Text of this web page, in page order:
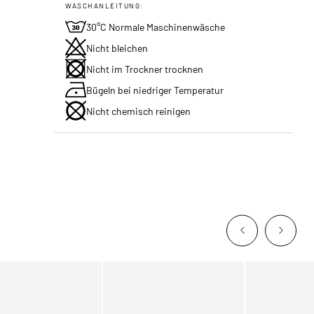
WASCHANLEITUNG:
30°C Normale Maschinenwäsche
Nicht bleichen
Nicht im Trockner trocknen
Bügeln bei niedriger Temperatur
Nicht chemisch reinigen